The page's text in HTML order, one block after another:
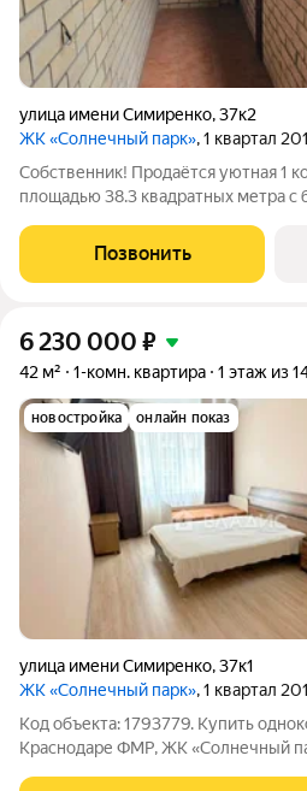
улица имени Симиренко,37к2
ЖК «Солнечный парк», 1 квартал
Собственник! Продаётся уютная 1
площадью 38.3 квадратных метра
кирпичного дома, построенного в
Позвонить
6 230 000 ₽
42 м² 1-комн. квартира 1 этаж из
новостройка онлайн показ
улица имени Симиренко,37к1
ЖК «Солнечный парк», 1 квартал
Код объекта: 1793779. Купить однокомнатную квартиру в
Краснодаре ФМР, ЖК «Солнечный парк», 42 м плюс балкон ,